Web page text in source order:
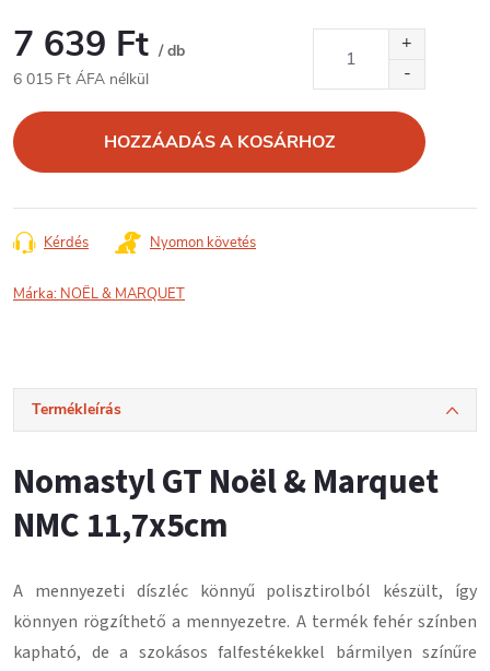
7 639 Ft / db
6 015 Ft ÁFA nélkül
HOZZÁADÁS A KOSÁRHOZ
Kérdés Nyomon követés
Márka: NOËL & MARQUET
Termékleírás
Nomastyl GT Noël & Marquet
NMC 11,7x5cm
A mennyezeti díszléc könnyű polisztirolból készült, így
könnyen rögzíthető a mennyezetre. A termék fehér színben
kapható, de a szokásos falfestékekkel bármilyen színűre